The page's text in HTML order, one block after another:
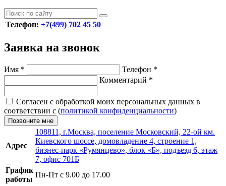
Телефон: +7(499) 702 45 50
Заявка на звонок
Имя * Телефон *
Комментарий *
Согласен с обработкой моих персональных данных в
соответствии с (политикой конфиденциальности)
Позвоните мне
Адрес
108811, г.Москва, поселение Московский, 22-ой км.
Киевского шоссе, домовладение 4, строение 1,
бизнес-парк «Румянцево», блок «Б», подъезд 6, этаж
7, офис 701Б
График
работы
Пн-Пт с 9.00 до 17.00